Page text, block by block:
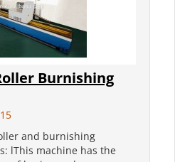
Burnishing
and burnishing
lThis machine has the